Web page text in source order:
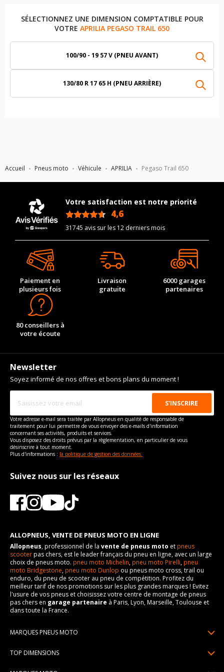
Accueil Pneus moto Véhicule APRILIA Pegaso Trail 650
SÉLECTIONNEZ UNE DIMENSION COMPTATIBLE POUR
VOTRE APRILIA PEGASO TRAIL 650
100/90 - 19 57 V (PNEU AVANT)
130/80 R 17 65 H (PNEU ARRIÈRE)
Votre satisfaction est notre priorité
4,6
31745 avis sur les 12 derniers mois
Paiement en
plusieurs fois
Livraison
gratuite
6000 garages
partenaires
80 conseillers à
votre écoute
Newsletter
Soyez informé de nos offres et bons plans du moment !
Votre adresse e-mail sera traitée par Allopneus en qualité de responsable de
traitement pour lui permettre de vous envoyer des e-mails d'information
concernant ses activités, produits et services.
Vous disposez des droits prévus par la règlementation, en particulier de vous
désinscrire à tout moment.
Plus d'informations : la politique de gestion des données.
Suivez nous sur les réseaux
ALLOPNEUS, VENTE DE PNEUS MOTO EN LIGNE
Allopneus, professionnel de la vente de pneus moto etpneus
scooterpas chers, est le leader français du pneu en ligne, avec un large
choix de pneus moto. pneu moto Michelin,pneu moto Pirelli,pneu
moto Bridgestone,pneu moto Dunlop ou pneus moto cross, trail ou
enduro, du pneu de scooter au pneu de compétition. Profitez du
meilleur tarif de nos promotions sur les plus grandes marques ! Evitez
l'usure de vos pneus et choisissez votre centre de montage de pneus
pas chers en garage partenaire à Paris, Lyon, Marseille, Toulouse et
dans toute la France.
MARQUES PNEUS MOTO
TOP DIMENSIONS